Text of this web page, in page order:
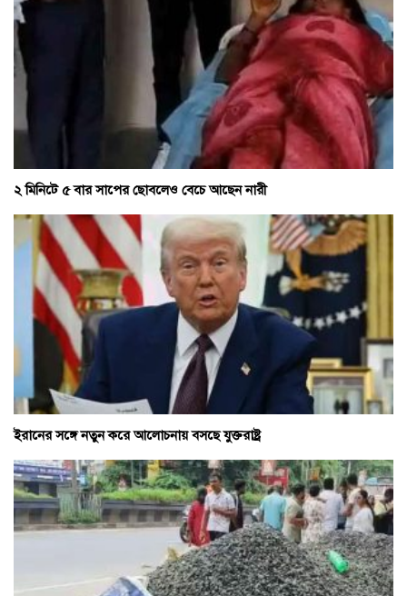
২ মিনিটে ৫ বার সাপের ছোবলেও বেচে আছেন নারী
ইরানের সঙ্গে নতুন করে আলোচনায় বসছে যুক্তরাষ্ট্র